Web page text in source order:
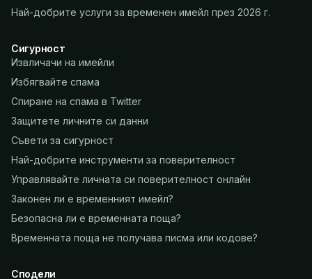
Най-добрите услуги за временен имейл през 2026 г.
Сигурност
Извличачи на имейли
Избягвайте спама
Спиране на спама в Twitter
Защитете личните си данни
Съвети за сигурност
Най-добрите инструменти за поверителност
Управлявайте личната си поверителност онлайн
Законен ли е временният имейл?
Безопасна ли е временната поща?
Временната поща не получава писма или кодове?
Сподели